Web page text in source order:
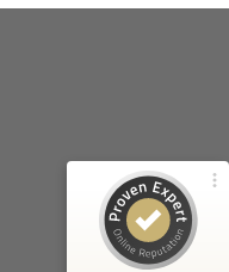
ProvenExpert.com
Voir le profil sur
Anonyme